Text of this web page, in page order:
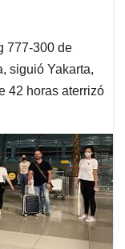
777-300 de
siguió Yakarta,
42 horas aterrizó